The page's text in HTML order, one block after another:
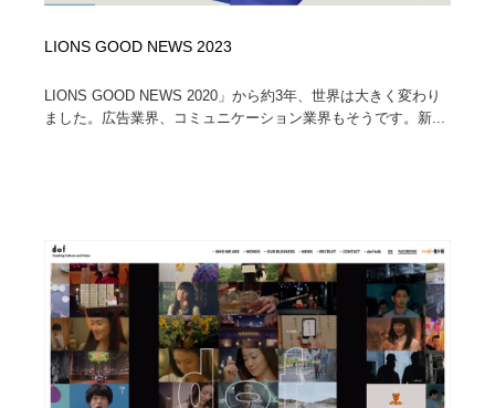
LIONS GOOD NEWS 2023
LIONS GOOD NEWS 2020」から約3年、世界は大きく変わり
ました。広告業界、コミュニケーション業界もそうです。新...